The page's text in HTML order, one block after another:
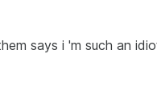
says i 'm such an